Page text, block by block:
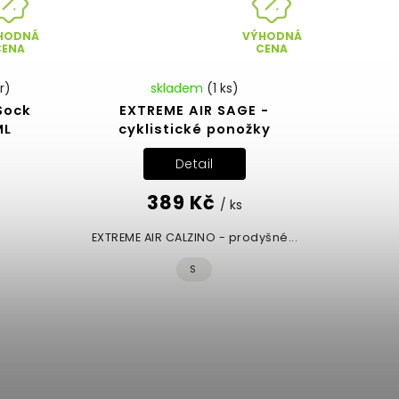
VÝHODNÁ
CENA
EXTREME AIR SAGE -
cyklistické ponožky
skladem (1 ks)
389 Kč / ks
Detail
EXTREME AIR CALZINO - prodyšné...
S